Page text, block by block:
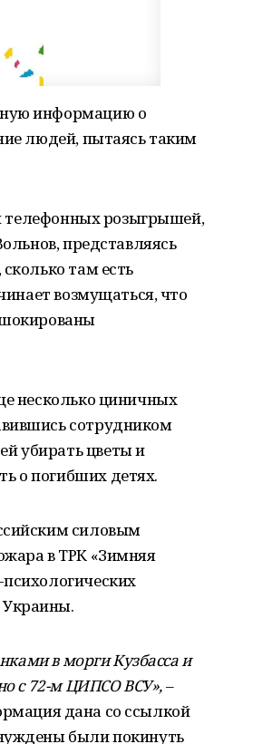
информацию о
людей, пытаясь таким
телефонных розыгрышей,
представляясь
там есть
возмущаться, что
несколько циничных
сотрудником
убирать цветы и
о погибших детях.
силовым
в ТРК «Зимняя
в морги Кузбасса и
с 72-м ЦИПСО ВСУ»,–
дана со ссылкой
были покинуть